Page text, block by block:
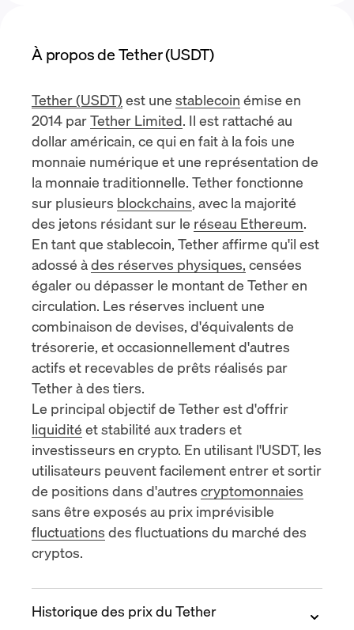
À propos de Tether (USDT)
Tether (USDT) est une stablecoin émise en
2014 parTether Limited. Il est rattaché au
dollar américain, ce qui en fait à la fois une
monnaie numérique et une représentation de
la monnaie traditionnelle. Tether fonctionne
sur plusieurs blockchains, avec la majorité
des jetons résidant sur le réseau Ethereum.
En tant que stablecoin, Tether affirme qu'il est
adossé àdes réserves physiques, censées
égaler ou dépasser le montant de Tether en
circulation. Les réserves incluent une
combinaison de devises, d'équivalents de
trésorerie, et occasionnellement d'autres
actifs et recevables de prêts réalisés par
Tether à des tiers.
Le principal objectif de Tether est d'offrir
liquidité et stabilité aux traders et
investisseurs en crypto. En utilisant l'USDT, les
utilisateurs peuvent facilement entrer et sortir
de positions dans d'autres cryptomonnaies
sans être exposés au prix imprévisible
fluctuations des fluctuations du marché des
cryptos.
Historique des prix du Tether